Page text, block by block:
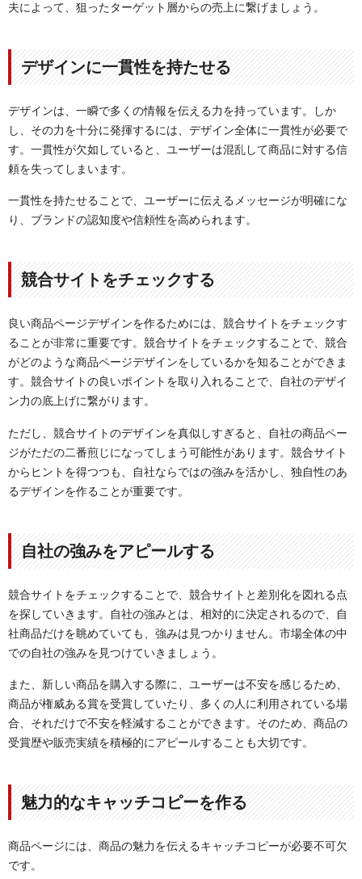
夫によって、狙ったターゲット層からの売上に繋げましょう。
デザインに一貫性を持たせる
デザインは、一瞬で多くの情報を伝える力を持っています。しか
し、その力を十分に発揮するには、デザイン全体に一貫性が必要で
す。一貫性が欠如していると、ユーザーは混乱して商品に対する信
頼を失ってしまいます。
一貫性を持たせることで、ユーザーに伝えるメッセージが明確にな
り、ブランドの認知度や信頼性を高められます。
競合サイトをチェックする
良い商品ページデザインを作るためには、競合サイトをチェックす
ることが非常に重要です。競合サイトをチェックすることで、競合
がどのような商品ページデザインをしているかを知ることができま
す。競合サイトの良いポイントを取り入れることで、自社のデザイ
ン力の底上げに繋がります。
ただし、競合サイトのデザインを真似しすぎると、自社の商品ペー
ジがただの二番煎じになってしまう可能性があります。競合サイト
からヒントを得つつも、自社ならではの強みを活かし、独自性のあ
るデザインを作ることが重要です。
自社の強みをアピールする
競合サイトをチェックすることで、競合サイトと差別化を図れる点
を探していきます。自社の強みとは、相対的に決定されるので、自
社商品だけを眺めていても、強みは見つかりません。市場全体の中
での自社の強みを見つけていきましょう。
また、新しい商品を購入する際に、ユーザーは不安を感じるため、
商品が権威ある賞を受賞していたり、多くの人に利用されている場
合、それだけで不安を軽減することができます。そのため、商品の
受賞歴や販売実績を積極的にアピールすることも大切です。
魅力的なキャッチコピーを作る
商品ページには、商品の魅力を伝えるキャッチコピーが必要不可欠
です。